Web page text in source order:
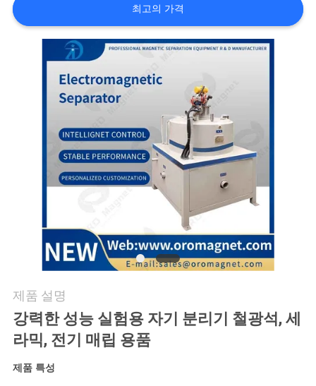
품
뉴
스
최고의 가격
제품 설명
강력한 성능 실험용 자기 분리기 철광석, 세
라믹, 전기 매립 용품
제품 특성